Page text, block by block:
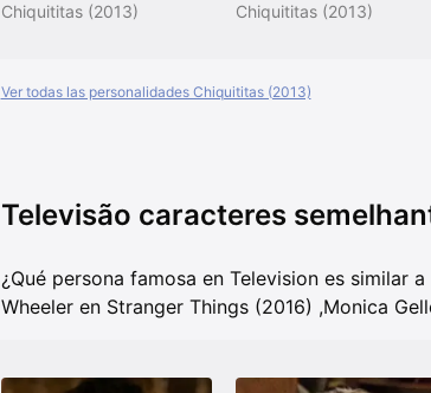
Chiquititas (2013) Chiquititas (2013)
Ver todas las personalidades Chiquititas (2013)
Televisão caracteres
¿Qué persona famosa en Television es similar
Wheeler en Stranger Things (2016) ,Monica